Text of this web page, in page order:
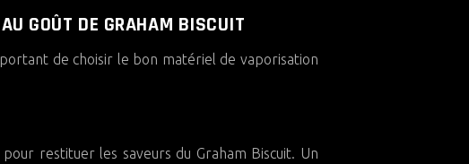
GOÛT DE GRAHAM BISCUIT
de choisir le bon matériel de vaporisation
restituer les saveurs du Graham Biscuit. Un